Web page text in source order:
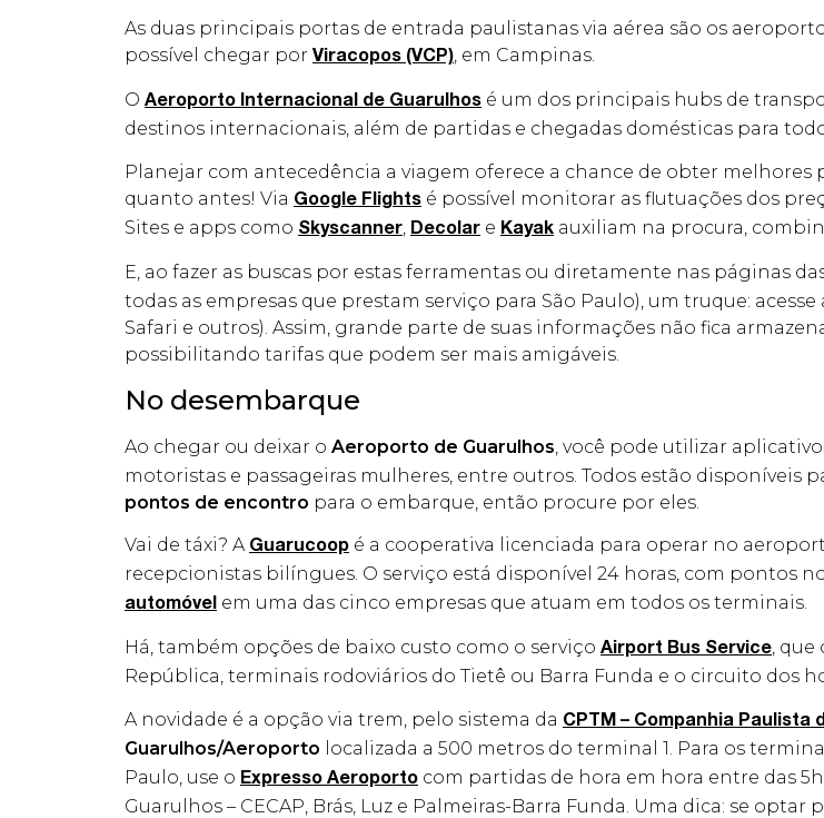
As duas principais portas de entrada paulistanas via aérea são os
possível chegar por Viracopos (VCP), em Campinas.
O Aeroporto Internacional de Guarulhos é um dos principais hubs de
destinos internacionais, além de partidas e chegadas domésticas para
Planejar com antecedência a viagem oferece a chance de obter melhores
quanto antes! Via Google Flights é possível monitorar as flutuações dos
Sites e apps como Skyscanner Decolar e Kayak auxiliam na procura,
E, ao fazer as buscas por estas ferramentas ou diretamente nas páginas
todas as empresas que prestam serviço para São Paulo), um truque: acesse
Safari e outros). Assim, grande parte de suas informações não fica
possibilitando tarifas que podem ser mais amigáveis.
No desembarque
Ao chegar ou deixar o Aeroporto de Guarulhos , você pode utilizar
motoristas e passageiras mulheres, entre outros. Todos estão disponíveis
pontos de encontro para o embarque, então procure por eles.
Vai de táxi? A Guarucoop é a cooperativa licenciada para operar no
recepcionistas bilíngues. O serviço está disponível 24 horas, com pontos
automóvel em uma das cinco empresas que atuam em todos os terminais.
Há, também opções de baixo custo como o serviço Airport Bus Service, que
República, terminais rodoviários do Tietê ou Barra Funda e o circuito dos
A novidade é a opção via trem, pelo sistema da CPTM – Companhia
Guarulhos/Aeroporto localizada a 500 metros do terminal 1. Para os
Paulo, use o Expresso Aeroporto com partidas de hora em hora entre das
Guarulhos – CECAP, Brás, Luz e Palmeiras-Barra Funda. Uma dica: se